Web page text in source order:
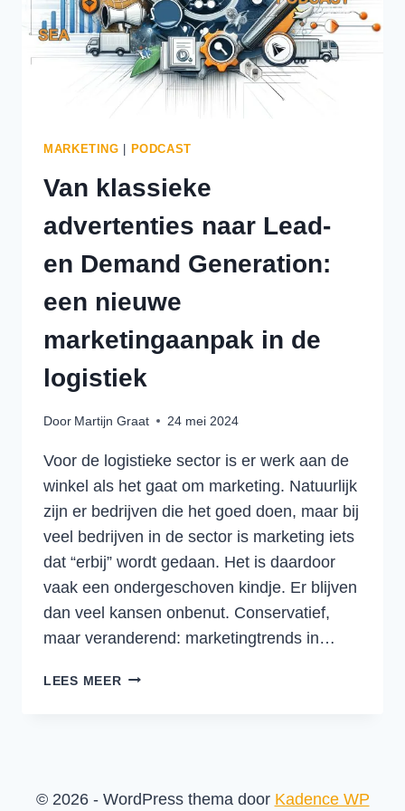
MARKETING PODCAST
Van klassieke
advertenties naar Lead-
en Demand Generation:
een nieuwe
marketingaanpak in de
logistiek
Door Martijn Graat 24 mei 2024
Voor de logistieke sector is er werk aan de
winkel als het gaat om marketing. Natuurlijk
zijn er bedrijven die het goed doen, maar bij
veel bedrijven in de sector is marketing iets
dat “erbij” wordt gedaan. Het is daardoor
vaak een ondergeschoven kindje. Er blijven
dan veel kansen onbenut. Conservatief,
maar veranderend: marketingtrends in…
LEES MEERVAN
DEMAND
© 2026 - WordPress thema door Kadence WP